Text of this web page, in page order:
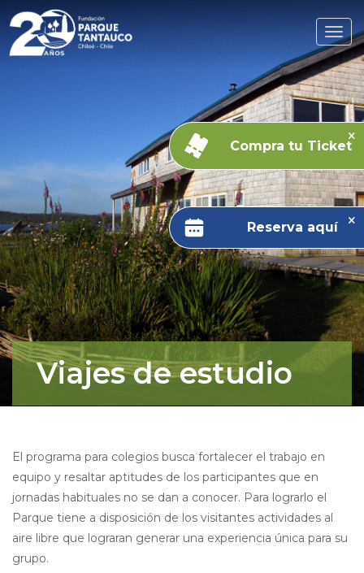
Compra tu Ticket
Reserva aquí
Viajes de estudio
El programa para colegios busca fortalecer el trabajo en
equipo y resaltar aptitudes de los participantes que en
jornadas habituales no se dan a conocer. Para lograrlo el
Parque tiene a disposición de los visitantes actividades al
aire libre que lograran generar una experiencia única para su
grupo.